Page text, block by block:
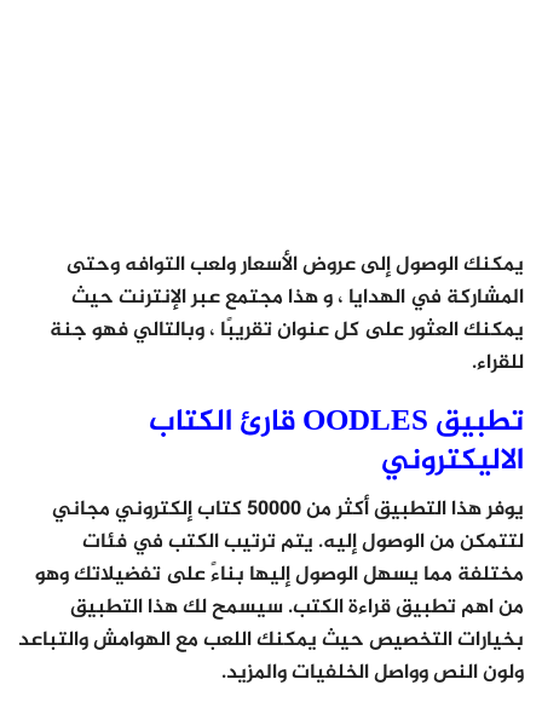
يمكنك الوصول إلى عروض الأسعار ولعب التوافه وحتى
المشاركة في الهدايا ، و هذا مجتمع عبر الإنترنت حيث
يمكنك العثور على كل عنوان تقريبًا ، وبالتالي فهو جنة
للقراء.
تطبيق OODLES قارئ الكتاب
الاليكتروني
يوفر هذا التطبيق أكثر من 50000 كتاب إلكتروني مجاني
لتتمكن من الوصول إليه. يتم ترتيب الكتب في فئات
مختلفة مما يسهل الوصول إليها بناءً على تفضيلاتك وهو
من اهم تطبيق قراءة الكتب. سيسمح لك هذا التطبيق
بخيارات التخصيص حيث يمكنك اللعب مع الهوامش والتباعد
ولون النص وواصل الخلفيات والمزيد.